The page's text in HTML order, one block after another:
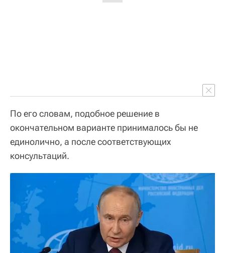
По его словам, подобное решение в
окончательном варианте принималось бы не
единолично, а после соответствующих
консультаций.